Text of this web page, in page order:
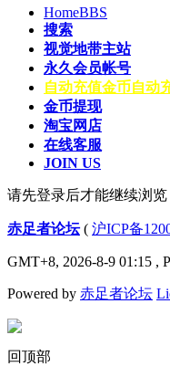
HomeBBS
搜索
视觉地带主站
永久会员帐号
自动充值金币自动
金币提现
淘宝网店
在线客服
JOIN US
请先登录后才能继续浏览
赤足者论坛( 沪ICP备
GMT+8, 2026-8-9 01:15 ,
Powered by 赤足者论坛
回顶部